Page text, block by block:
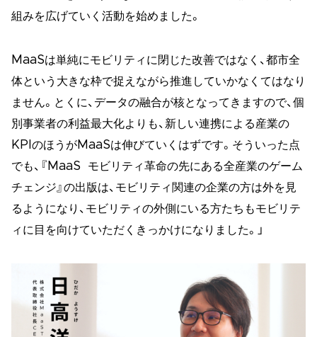
組みを広げていく活動を始めました。
MaaSは単純にモビリティに閉じた改善ではなく、都市全
体という大きな枠で捉えながら推進していかなくてはなり
ません。とくに、データの融合が核となってきますので、個
別事業者の利益最大化よりも、新しい連携による産業の
KPIのほうがMaaSは伸びていくはずです。そういった点
でも、『MaaS モビリティ革命の先にある全産業のゲーム
チェンジ』の出版は、モビリティ関連の企業の方は外を見
るようになり、モビリティの外側にいる方たちもモビリテ
ィに目を向けていただくきっかけになりました。」